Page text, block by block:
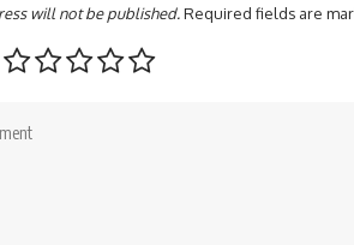
will not be published.Required fields are